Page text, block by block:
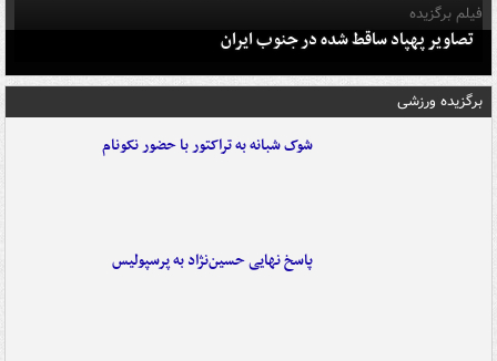
فیلم برگزیده
تصاویر پهپاد ساقط شده در جنوب ایران
برگزیده ورزشی
شوک شبانه به تراکتور با حضور نکونام
پاسخ نهایی حسین‌نژاد به پرسپولیس